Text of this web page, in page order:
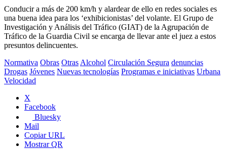
Conducir a más de 200 km/h y alardear de ello en redes sociales es
una buena idea para los ‘exhibicionistas’ del volante. El Grupo de
Investigación y Análisis del Tráfico (GIAT) de la Agrupación de
Tráfico de la Guardia Civil se encarga de llevar ante el juez a estos
presuntos delincuentes.
Normativa Obras Otras Alcohol Circulación Segura denuncias
Drogas Jóvenes Nuevas tecnologías Programas e iniciativas Urbana
Velocidad
X
Facebook
Bluesky
Mail
Copiar URL
Mostrar QR